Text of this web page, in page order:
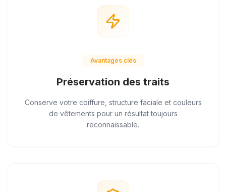
Avantages clés
Préservation des traits
Conserve votre coiffure, structure faciale et couleurs
de vêtements pour un résultat toujours
reconnaissable.